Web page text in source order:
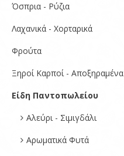
Όσπρια - Ρύζια
Λαχανικά - Χορταρικά
Φρούτα
Ξηροί Καρποί - Αποξηραμένα
Είδη Παντοπωλείου
Αλεύρι - Σιμιγδάλι
Αρωματικά Φυτά